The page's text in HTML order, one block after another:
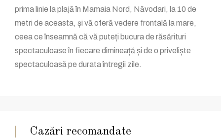
prima linie la plajă în Mamaia Nord, Năvodari, la 10 de
metri de aceasta, și vă oferă vedere frontală la mare,
ceea ce înseamnă că vă puteți bucura de răsărituri
spectaculoase în fiecare dimineață și de o priveliște
spectaculoasă pe durata întregii zile.
Cazări recomandate